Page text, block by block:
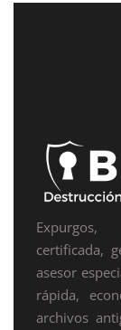
Expurgos,
certificada,
asesor
rápida,
archivos